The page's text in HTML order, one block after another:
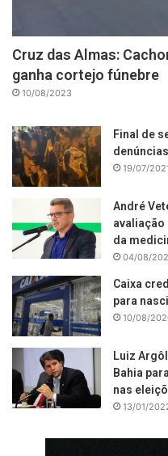
Cruz das Almas:
ganha cortejo fúnebre
10/08/2023
Final de
19/07/
André
da
04/08/
Caixa
para
10/08/
Luiz
Bahia
nas
13/01/